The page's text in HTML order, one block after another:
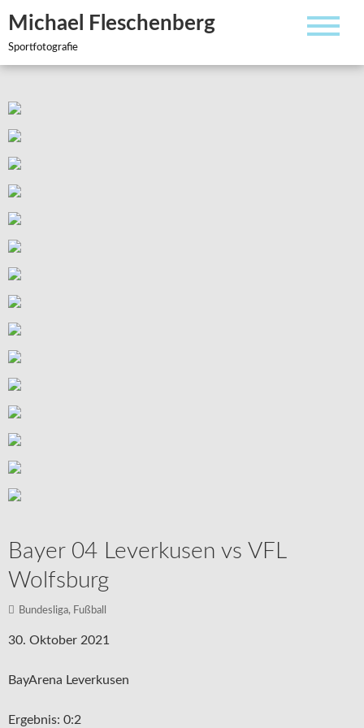
Inhalt
springen
Michael Fleschenberg
Sportfotografie
Bayer 04 Leverkusen vs VFL
Wolfsburg
Bundesliga, Fußball
30. Oktober 2021
BayArena Leverkusen
Ergebnis: 0:2